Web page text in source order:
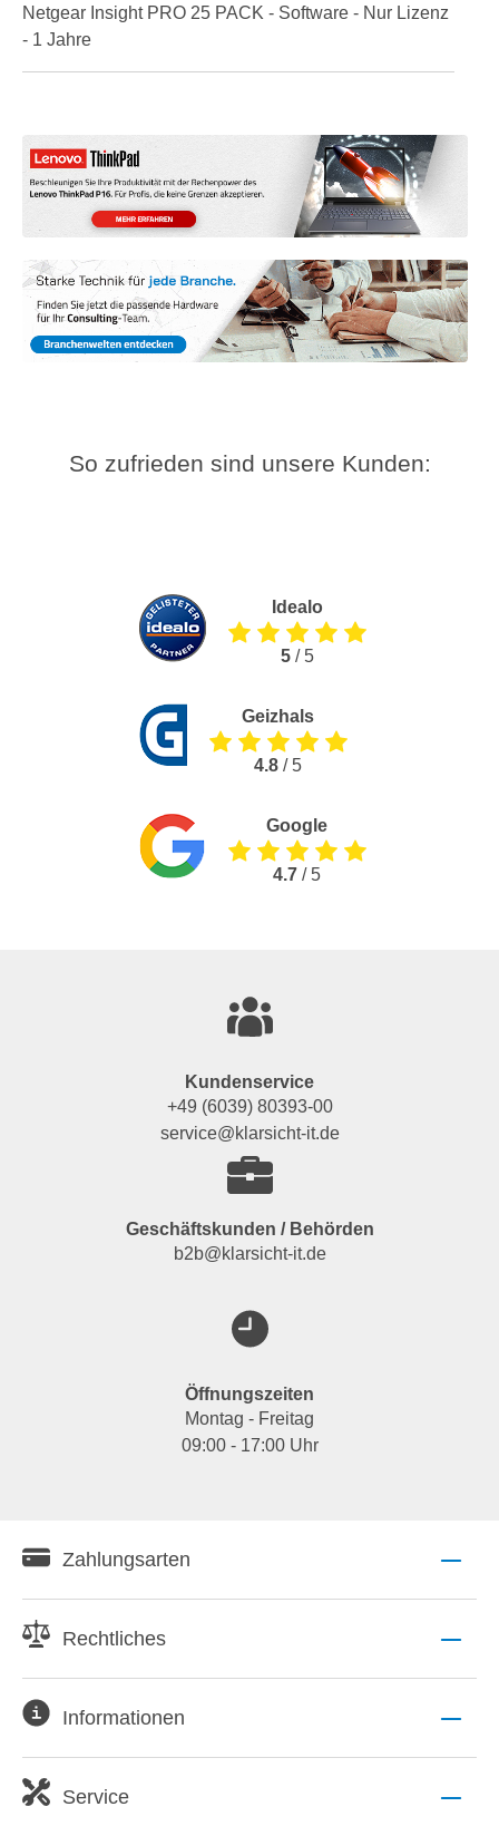
Netgear Insight PRO 25 PACK - Software - Nur Lizenz
- 1 Jahre
So zufrieden sind unsere Kunden:
Idealo
5/ 5
Geizhals
4.8 / 5
Google
4.7 / 5
Kundenservice
+49 (6039) 80393-00
service@klarsicht-it.de
Geschäftskunden / Behörden
b2b@klarsicht-it.de
Öffnungszeiten
Montag - Freitag
09:00 - 17:00 Uhr
Zahlungsarten
Rechtliches
Informationen
Service